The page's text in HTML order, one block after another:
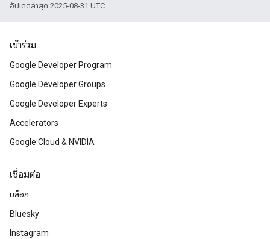
อัปเดตล่าสุด 2025-08-31 UTC
เข้าร่วม
Google Developer Program
Google Developer Groups
Google Developer Experts
Accelerators
Google Cloud & NVIDIA
เชื่อมต่อ
บล็อก
Bluesky
Instagram